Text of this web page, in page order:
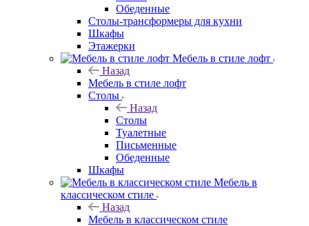
Обеденные
Столы-трансформеры для кухни
Шкафы
Этажерки
Мебель в стиле лофт
Назад
Мебель в стиле лофт
Столы
Назад
Столы
Туалетные
Письменные
Обеденные
Шкафы
Мебель в
классическом стиле
Назад
Мебель в классическом стиле